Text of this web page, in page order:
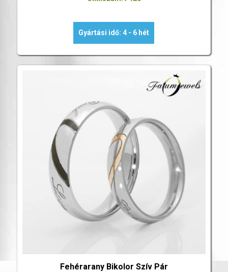
Gyártási idő: 4 - 6 hét
Fehérarany Bikolor Szív Pár